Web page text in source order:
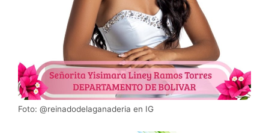
Foto: @reinadodelaganaderia en IG